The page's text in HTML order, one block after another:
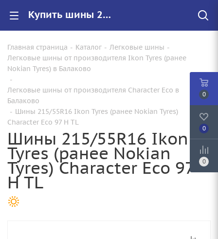
Купить шины 215/55R16 Ikon Tyres (ранее Nokian Tyres) Character Eco 97 H TL |Арт.T743184 по цене от 7280.00000000 руб. в Балаково с доставкой
Главная страница - Каталог - Легковые шины -
Легковые шины от производителя Ikon Tyres (ранее
Nokian Tyres) в Балаково
-
Легковые шины от производителя Character Eco в
Балаково
- Шины 215/55R16 Ikon Tyres (ранее Nokian Tyres)
Character Eco 97 H TL
Шины 215/55R16 Ikon
Tyres (ранее Nokian
Tyres) Character Eco 97
H TL
0
0
0